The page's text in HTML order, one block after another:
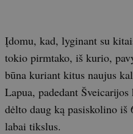
Įdomu, kad, lyginant su
tokio pirmtako, iš kurio,
būna kuriant kitus naujus
Lapua, padedant
dėlto daug ką pasiskolino
labai tikslus.